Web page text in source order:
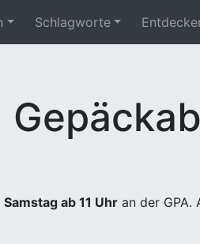
Schlagworte
Samstag ab 11 Uhr an der GPA.